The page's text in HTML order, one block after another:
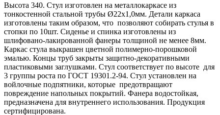
Высота 340. Стул изготовлен на металлокаркасе из
тонкостенной стальной трубы Ø22х1,0мм. Детали каркаса
изготовлены таким образом, что позволяют собирать стулья в
стопки по 10шт. Сиденье и спинка изготовлены из
шлифовано-лакированной фанеры толщиной не менее 8мм.
Каркас стула выкрашен цветной полимерно-порошковой
эмалью. Концы труб закрыты защитно-декоративными
пластиковыми заглушками. Стул соответствует по высоте для
3 группы роста по ГОСТ 19301.2-94. Стул установлен на
войлочные подпятники, которые предотвращают
повреждение напольных покрытий. Фанера водостойкая,
предназначена для внутреннего использования. Продукция
сертифицирована.